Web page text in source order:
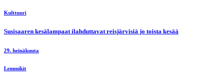
Kulttuuri
Susisaaren kesälampaat ilahduttavat reisjärvisiä jo toista kesää
29. heinäkuuta
Lemmikit